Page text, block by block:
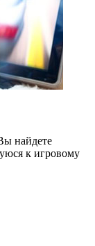
найдете
к игровому